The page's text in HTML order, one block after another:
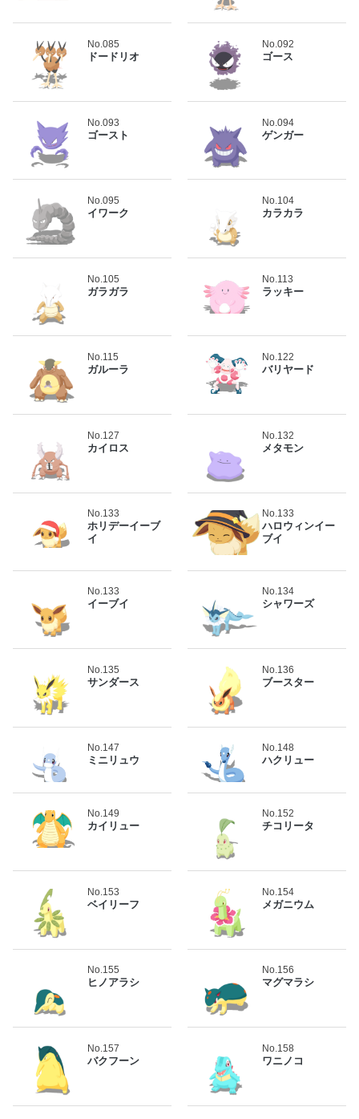
No.085
ドードリオ
No.092
ゴース
No.093
ゴースト
No.094
ゲンガー
No.095
イワーク
No.104
カラカラ
No.105
ガラガラ
No.113
ラッキー
No.115
ガルーラ
No.122
バリヤード
No.127
カイロス
No.132
メタモン
No.133
ホリデーイーブ
イ
No.133
ハロウィンイー
ブイ
No.133
イーブイ
No.134
シャワーズ
No.135
サンダース
No.136
ブースター
No.147
ミニリュウ
No.148
ハクリュー
No.149
カイリュー
No.152
チコリータ
No.153
ベイリーフ
No.154
メガニウム
No.155
ヒノアラシ
No.156
マグマラシ
No.157
バクフーン
No.158
ワニノコ